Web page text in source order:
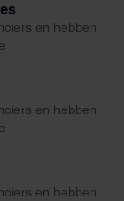
en hebben
en hebben
en hebben